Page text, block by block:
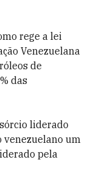
rege a lei
Venezuelana
de
das
liderado
venezuelano um
pela